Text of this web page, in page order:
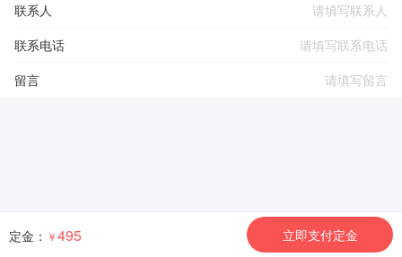
联系人
联系电话
留言
定金： ￥495 立即支付定金